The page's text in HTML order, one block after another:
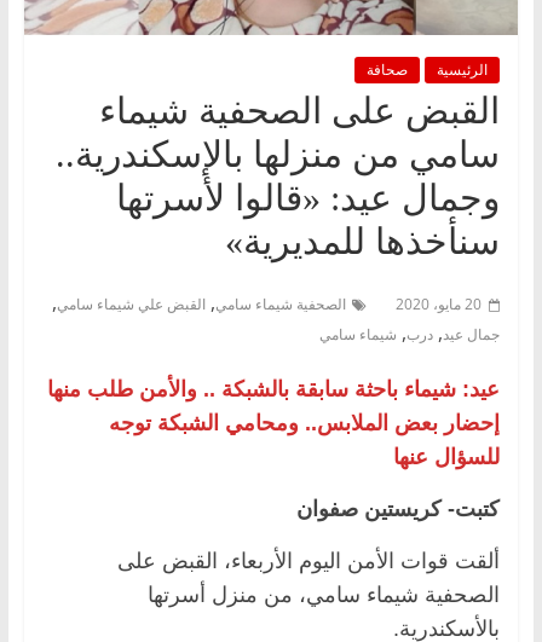
الرئيسية صحافة
القبض على الصحفية شيماء
سامي من منزلها بالإسكندرية..
وجمال عيد: «قالوا لأسرتها
سنأخذها للمديرية»
20 مايو، 2020 الصحفية شيماء سامي, القبض علي شيماء سامي,
جمال عيد, درب, شيماء سامي
عيد: شيماء باحثة سابقة بالشبكة .. والأمن طلب منها
إحضار بعض الملابس.. ومحامي الشبكة توجه
للسؤال عنها
كتبت- كريستين صفوان
ألقت قوات الأمن اليوم الأربعاء، القبض على
الصحفية شيماء سامي، من منزل أسرتها
بالأسكندرية.